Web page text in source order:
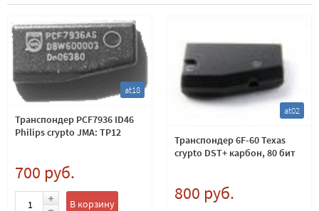
at18
Транспондер PCF7936 ID46
Philips crypto JMA: TP12
700 руб.
В корзину
at02
Транспондер 6F-60 Texas
crypto DST+ карбон, 80 бит
800 руб.